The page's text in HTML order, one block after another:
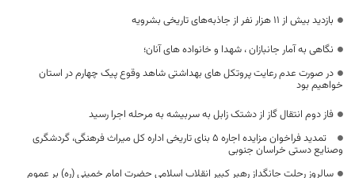
بازدید بیش از ۱۱ هزار نفر از جاذبه‌های تاریخی بشرویه
نگاهی به آمار جانبازان ، شهدا و خانواده های آنان؛
در صورت عدم رعایت پروتکل های بهداشتی شاهد وقوع پیک چهارم در استان
خواهیم بود
فاز دوم انتقال گاز از دشتک زابل به سربیشه به مرحله اجرا رسید
تمدید فراخوان مزایده اجاره 5 بنای تاریخی اداره کل میراث فرهنگی، گردشگری
وصنایع دستی خراسان جنوبی
سالروز رحلت جانگداز رهبر کبیر انقلاب اسلامی حضرت امام خمینی (ره) بر عموم